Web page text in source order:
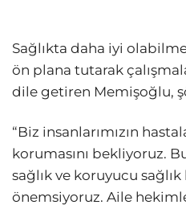
Sağlıkta daha iyi
ön plana tutarak
dile getiren Memişoğlu,
“Biz insanlarımızın
korumasını bekliyoruz.
sağlık ve koruyucu
önemsiyoruz. Aile